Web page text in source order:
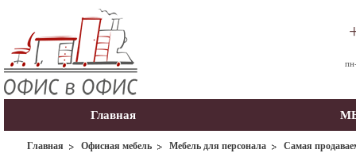
Главная
Главная Офисная мебель Мебель для персонала Самая